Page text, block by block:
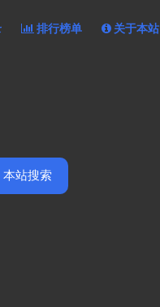
排行榜单 关于本站
本站搜索